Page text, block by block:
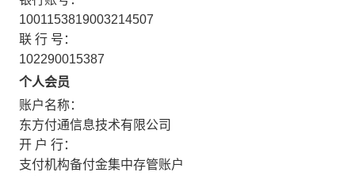
1001153819003214507
联 行 号：
102290015387
个人会员
账户名称：
东方付通信息技术有限公司
开 户 行：
支付机构备付金集中存管账户